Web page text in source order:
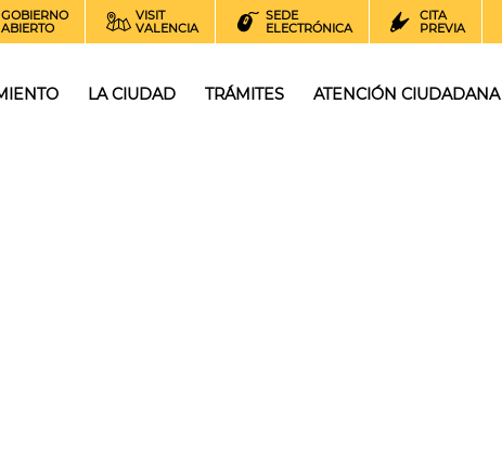
GOBIERNO
ABIERTO
VISIT
VALENCIA
SEDE
ELECTRÓNICA
CITA
PREVIA
LA CIUDAD TRÁMITES ATENCIÓN CIUDADANA